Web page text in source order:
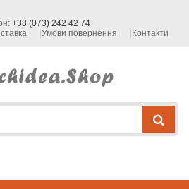
+38 (073) 242 42 74
Умови повернення Контакти